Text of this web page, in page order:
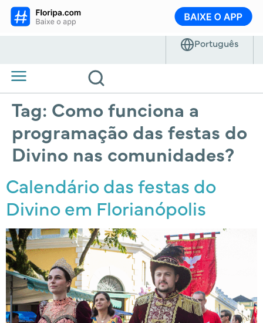
Tag: Como funciona a
programação das festas do
Divino nas comunidades?
Calendário das festas do
Divino em Florianópolis